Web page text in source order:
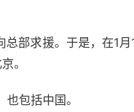
部求援。于是，在1
。
包括中国。